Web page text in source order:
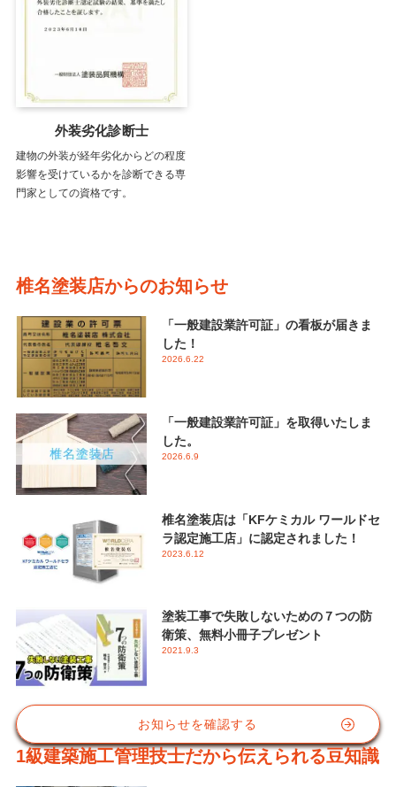
外装劣化診断士
建物の外装が経年劣化からどの程度
影響を受けているかを診断できる専
門家としての資格です。
椎名塗装店からのお知らせ
「一般建設業許可証」の看板が届きま
した！
2026.6.22
「一般建設業許可証」を取得いたしま
した。
2026.6.9
椎名塗装店は「KFケミカル ワールドセ
ラ認定施工店」に認定されました！
2023.6.12
塗装工事で失敗しないための７つの防
衛策、無料小冊子プレゼント
2021.9.3
お知らせを確認する
1級建築施工管理技士だから伝えられる豆知識